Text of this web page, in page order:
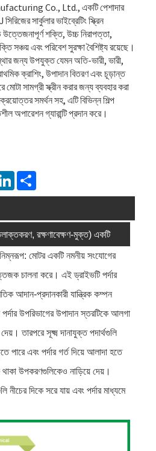
Co., Ltd., একটি পেশাদার
সার্কুলার ভাইব্রেটিং স্ক্রিন
শক্তি, উচ্চ নিরাপত্তা,
সঞ্চয় এবং পরিবেশ সুরক্ষা বৈশিষ্ট্য রয়েছে।
জন্য উপযুক্ত যেমন অতি-ভারী, ভারী,
ক্রাশিং, উপাদান বিতরণ এবং চূড়ান্ত
মোটা সামগ্রী স্ক্রীন করার জন্য ব্যবহার করা
সমর্থন সহ, এটি বিভিন্ন শিল্প
অপারেশন গ্যারান্টি প্রদান করে।
LinkedIn
রক্ষণাবেক্ষণ-মুক্ত) একটি
এটি প্রাথমিক নিষ্পেষণ পরে মোটা
যেতে পারে. এটি একটি উপাদান বিতরণ
একটি গ্রেডিং স্ক্রিন হিসাবেও ব্যবহার
ভারী, ভারী, মাঝারি এবং সূক্ষ্ম স্ক্রীনিং
অবস্থার জন্য উপযুক্ত। প্রয়োজনে আপনি
তিন-স্তর বা চার-স্তর স্ক্রীন পৃষ্ঠ
ধরণের পর্দাও বেছে নিতে পারে, যেমন
নিম্নরূপ: মোটর একটি নমনীয় সংযোগের
চালনা করে। এই ড্রাইভটি পর্দার
আদান-প্রদানকারী যান্ত্রিক কম্পন
উপরিভাগের উপাদান স্তরটিকে আলগা
তারপরে সূক্ষ্ম দানাযুক্ত পদার্থগুলি
পারে এবং পর্দার গর্ত দিয়ে আলাদা হতে
থাকা উপকরণগুলিকেও নাড়িয়ে দেয়।
নীচের দিকে সরে যায় এবং পর্দার মাধ্যমে